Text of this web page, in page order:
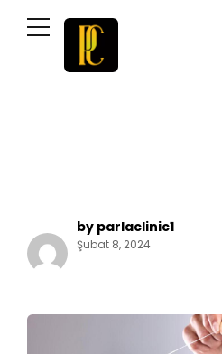
by parlaclinic1
Şubat 8, 2024